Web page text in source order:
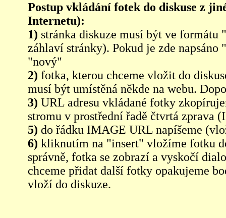
Postup vkládání fotek do diskuse z
Internetu):
1) stránka diskuze musí být ve
záhlaví stránky). Pokud je zde
"nový"
2) fotka, kterou chceme vložit do
musí být umístěná někde na webu.
3) URL adresu vkládané fotky
stromu v prostřední řadě čtvrtá zprava
5) do řádku IMAGE URL napíšeme
6) kliknutím na "insert" vložíme fotku
správně, fotka se zobrazí a vyskočí
chceme přidat další fotky opakujeme
vloží do diskuze.